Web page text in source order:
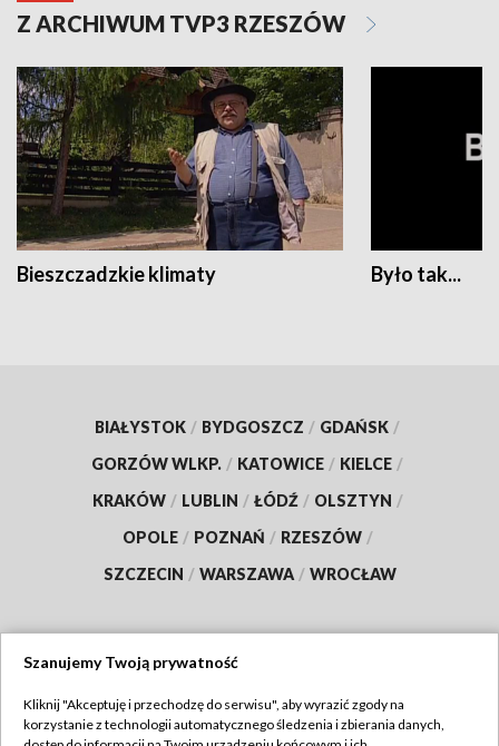
Z ARCHIWUM TVP3 RZESZÓW
Bieszczadzkie klimaty Było tak...
BIAŁYSTOK / BYDGOSZCZ / GDAŃSK /
GORZÓW WLKP. / KATOWICE / KIELCE /
KRAKÓW / LUBLIN / ŁÓDŹ / OLSZTYN /
OPOLE / POZNAŃ / RZESZÓW /
SZCZECIN / WARSZAWA / WROCŁAW
TVP
Szanujemy Twoją prywatność
Kliknij "Akceptuję i przechodzę do serwisu", aby wyrazić zgody na
korzystanie z technologii automatycznego śledzenia i zbierania danych,